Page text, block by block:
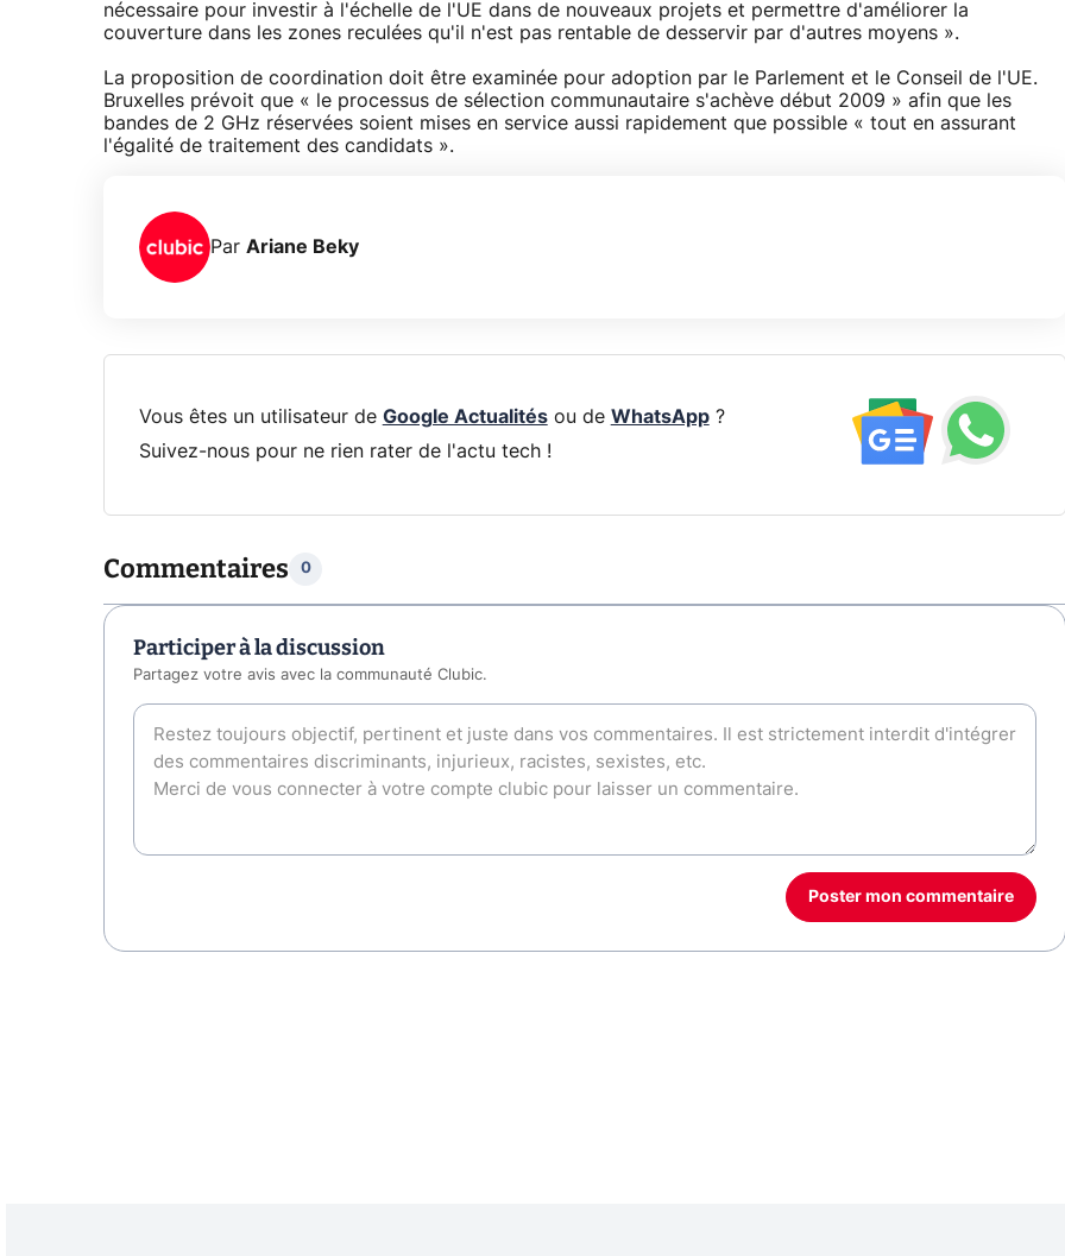
nécessaire pour investir à l'échelle de l'UE dans de nouveaux projets et permettre d'améliorer la
couverture dans les zones reculées qu'il n'est pas rentable de desservir par d'autres moyens ».
La proposition de coordination doit être examinée pour adoption par le Parlement et le Conseil de l'UE.
Bruxelles prévoit que « le processus de sélection communautaire s'achève début 2009 » afin que les
bandes de 2 GHz réservées soient mises en service aussi rapidement que possible « tout en assurant
l'égalité de traitement des candidats ».
Par Ariane Beky
Vous êtes un utilisateur de Google Actualitésou de WhatsApp?
Suivez-nous pour ne rien rater de l'actu tech !
Commentaires 0
Participer à la discussion
Partagez votre avis avec la communauté Clubic.
Poster mon commentaire